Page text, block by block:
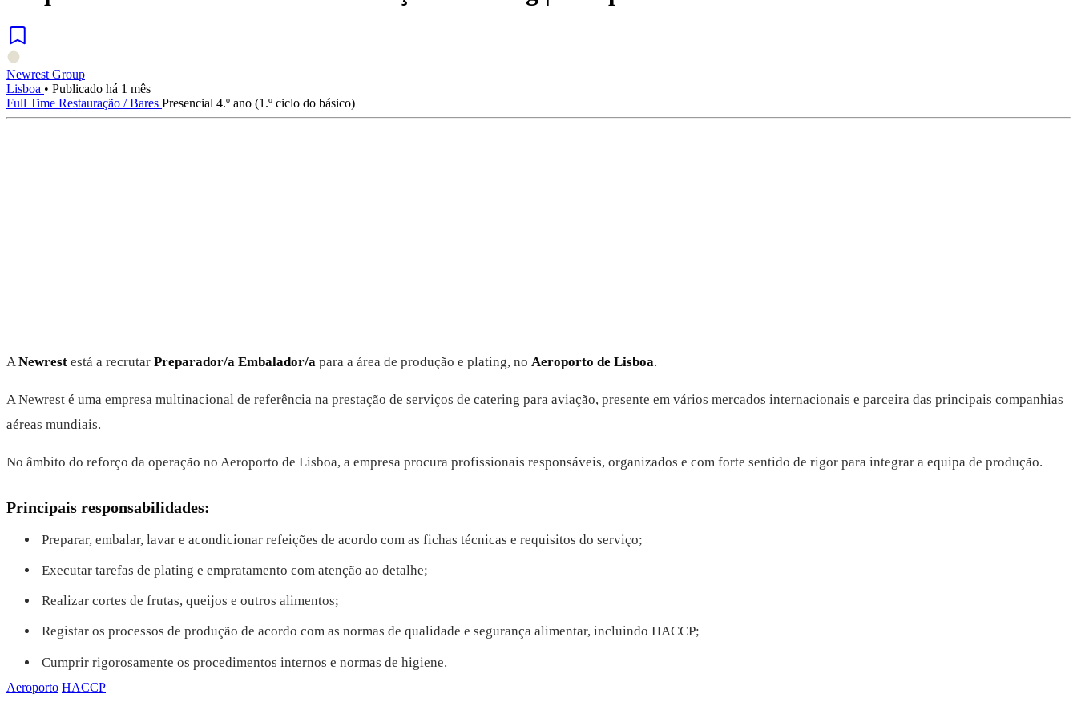
Newrest Group
Lisboa • Publicado há 1 mês
Full Time Restauração / Bares Presencial 4.º ano (1.º ciclo do básico)
ANewrest está a recrutar Preparador/a Embalador/a para a área de produção e plating, no Aeroporto de Lisboa.
A Newrest é uma empresa multinacional de referência na prestação de serviços de catering para aviação, presente em vários mercados internacionais e parceira das principais companhias
aéreas mundiais.
No âmbito do reforço da operação no Aeroporto de Lisboa, a empresa procura profissionais responsáveis, organizados e com forte sentido de rigor para integrar a equipa de produção.
Principais responsabilidades:
Preparar, embalar, lavar e acondicionar refeições de acordo com as fichas técnicas e requisitos do serviço;
Executar tarefas de plating e empratamento com atenção ao detalhe;
Realizar cortes de frutas, queijos e outros alimentos;
Registar os processos de produção de acordo com as normas de qualidade e segurança alimentar, incluindo HACCP;
Cumprir rigorosamente os procedimentos internos e normas de higiene.
Aeroporto HACCP